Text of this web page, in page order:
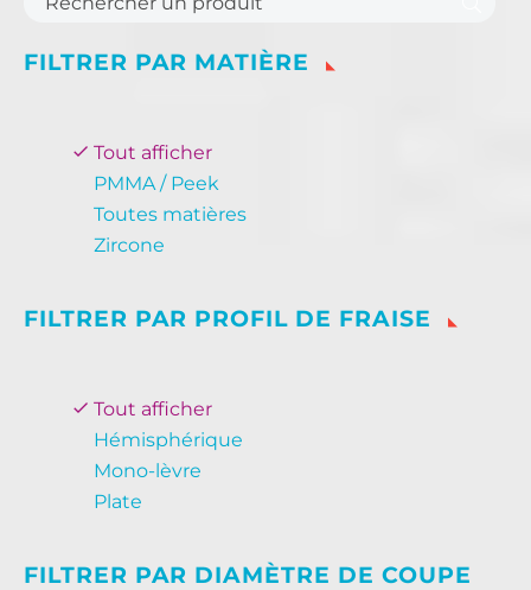
FILTRER PAR MATIÈRE
Tout afficher
PMMA / Peek
Toutes matières
Zircone
FILTRER PAR PROFIL DE FRAISE
Tout afficher
Hémisphérique
Mono-lèvre
Plate
FILTRER PAR DIAMÈTRE DE COUPE